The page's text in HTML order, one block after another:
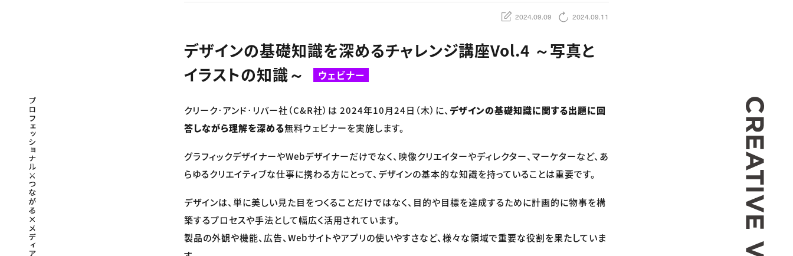
2024.09.09 2024.09.11
デザインの基礎知識を深めるチャレンジ講座Vol.4 ～写真と
イラストの知識～
ウェビナー
クリーク･アンド･リバー社（C&R社）は 2024年10月24日（木）に、 デザインの基礎知識に関する出題に回
答しながら理解を深める無料ウェビナーを実施します。
グラフィックデザイナーやWebデザイナーだけでなく、映像クリエイターやディレクター、マーケターなど、あ
らゆるクリエイティブな仕事に携わる方にとって、デザインの基本的な知識を持っていることは重要です。
デザインは、単に美しい見た目をつくることだけではなく、目的や目標を達成するために計画的に物事を構
築するプロセスや手法として幅広く活用されています。
製品の外観や機能、広告、Webサイトやアプリの使いやすさなど、様々な領域で重要な役割を果たしていま